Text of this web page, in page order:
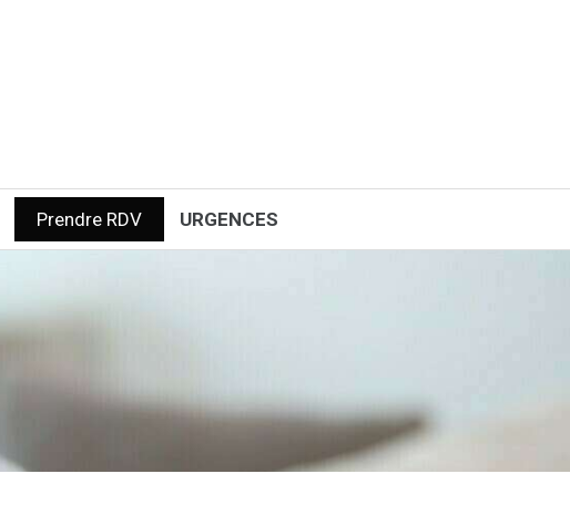
Prendre RDV URGENCES